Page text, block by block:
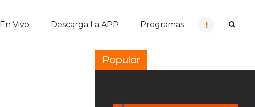
En Vivo Descarga La APP Programas
Popular